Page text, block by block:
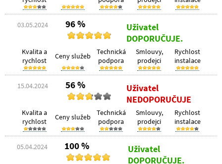
03.05.2024 96 %
Uživatel
DOPORUČUJE.
Kvalita a
rychlost
Ceny služeb
Technická
podpora
Smlouvy,
prodejci
Rychlost
instalace
15.04.2024 56 %
Uživatel
NEDOPORUČUJE
Kvalita a
rychlost
Ceny služeb
Technická
podpora
Smlouvy,
prodejci
Rychlost
instalace
05.04.2024 100 %
Uživatel
DOPORUČUJE.